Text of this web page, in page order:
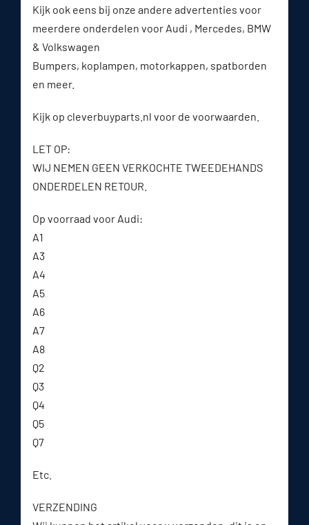
Kijk ook eens bij onze andere advertenties voor
meerdere onderdelen voor Audi , Mercedes, BMW
& Volkswagen
Bumpers, koplampen, motorkappen, spatborden
en meer.
Kijk op cleverbuyparts.nl voor de voorwaarden.
LET OP:
WIJ NEMEN GEEN VERKOCHTE TWEEDEHANDS
ONDERDELEN RETOUR.
Op voorraad voor Audi:
A1
A3
A4
A5
A6
A7
A8
Q2
Q3
Q4
Q5
Q7
Etc.
VERZENDING